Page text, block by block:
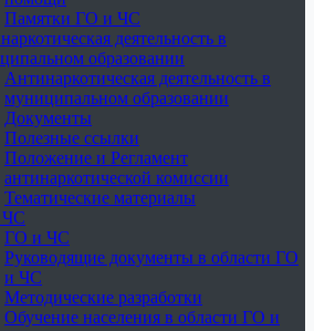
Памятки ГО и ЧС
деятельность в
образовании
Антинаркотическая деятельность в
муниципальном образовании
Документы
Полезные ссылки
Положение и Регламент
антинаркотической комиссии
Тематические материалы
ГО и ЧС
Руководящие документы в области ГО
и ЧС
Методические разработки
Обучение населения в области ГО и